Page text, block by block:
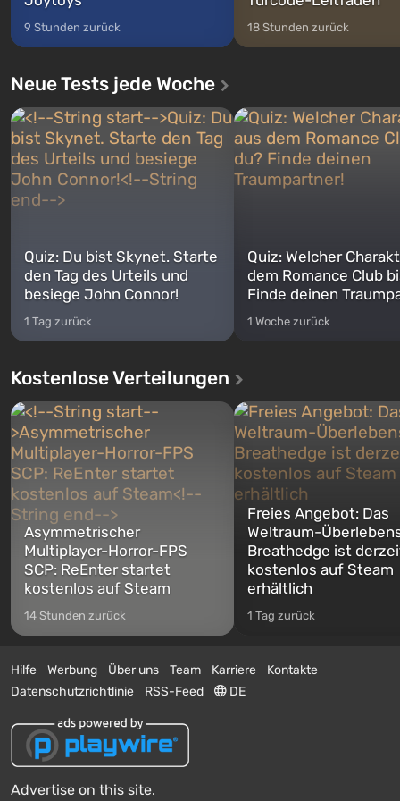
9 Stunden zurück 18 Stunden zurück
Neue Tests jede Woche
Quiz: Du bist Skynet. Starte
den Tag des Urteils und
besiege John Connor!
1 Tag zurück
Quiz: Welcher
dem Romance Club
Finde deinen
1 Woche zurück
Kostenlose Verteilungen
Asymmetrischer
Multiplayer-Horror-FPS
SCP: ReEnter startet
kostenlos auf Steam
14 Stunden zurück
Freies Angebot: Das
Weltraum-
Breathedge ist
kostenlos auf Steam
erhältlich
1 Tag zurück
Hilfe Werbung Über uns Team Karriere
Kontakte
Datenschutzrichtlinie
RSS-Feed DE
Advertise on this site.